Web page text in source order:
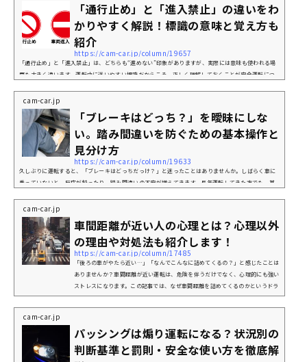
「通行止め」と「進入禁止」の違いをわ
かりやすく解説！標識の意味と覚え方も
紹介
https://cam-car.jp/column/19657
「通行止め」と「進入禁止」は、どちらも“進めない”印象がありますが、実際には意味も使われる場
面も大きく違います。運転中に迷いやすい標識だからこそ、正しく理解しておくことが安全運転につ
の場合のルール、そして違反したときの罰則までわかりやすく解説します。通行止めと進入禁止の基
本的な違い運転中に見かける「通行止め」と「進入禁止」の標識。どちらも進んではいけないことを
示していますが、意味や適用範囲は異なります。通...
cam-car.jp
「ブレーキはどっち？」を曖昧にしな
い。踏み間違いを防ぐための基本操作と
見分け方
https://cam-car.jp/column/19633
久しぶりに運転すると、「ブレーキはどっちだっけ？」と迷ったことはありませんか。しばらく車に
乗っていないと、反応が鈍ったり、踏み間違いの不安が増えてきます。長年運転してきた方でも、基
気をつけないと」と思う方も多いでしょう。この記事では、AT車・MT車のブレーキ位置やアクセル
との見分け方、正しい踏み方、踏み間違いを防ぐコツまで、基礎から実践までわかりやすく解説しま
す。これを読めば、久しぶりの運転でも自信を持って...
cam-car.jp
車間距離が近い人の心理とは？心理以外
の理由や対処法も紹介します！
https://cam-car.jp/column/17485
「後ろの車がやたら近い…」「なんでこんなに詰めてくるの？」と感じたことは
ありませんか？車間距離が近い運転は、危険を伴うだけでなく、心理的にも強い
ストレスになります。この記事では、なぜ車間距離を詰めてくるのかというドラ
イバーの心理や、心理以外の原因、安全に対処する方法、そして事前にできる予
防策までを詳しく解説します。あおり運転との違いや、通報の可否、車間距離の
ぜひ参考にしてください。車間距離が近い人の心理とは車間距離が極端に...
cam-car.jp
パッシングは煽り運転になる？状況別の
判断基準と罰則・安全な使い方を徹底解